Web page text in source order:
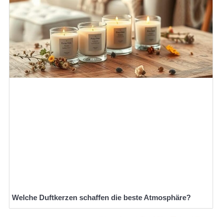
Welche Duftkerzen schaffen die beste Atmosphäre?